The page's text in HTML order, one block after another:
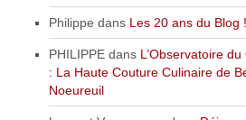
Philippe dans Les 20 ans du Blog !
PHILIPPE dans L’Observatoire
: La Haute Couture Culinaire de
Noeureuil